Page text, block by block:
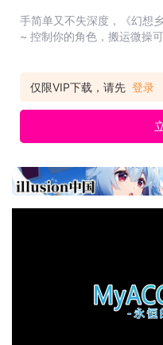
手简单又不失深度，《幻想
~ 控制你的角色，搬运微操
仅限VIP下载，请先 登录